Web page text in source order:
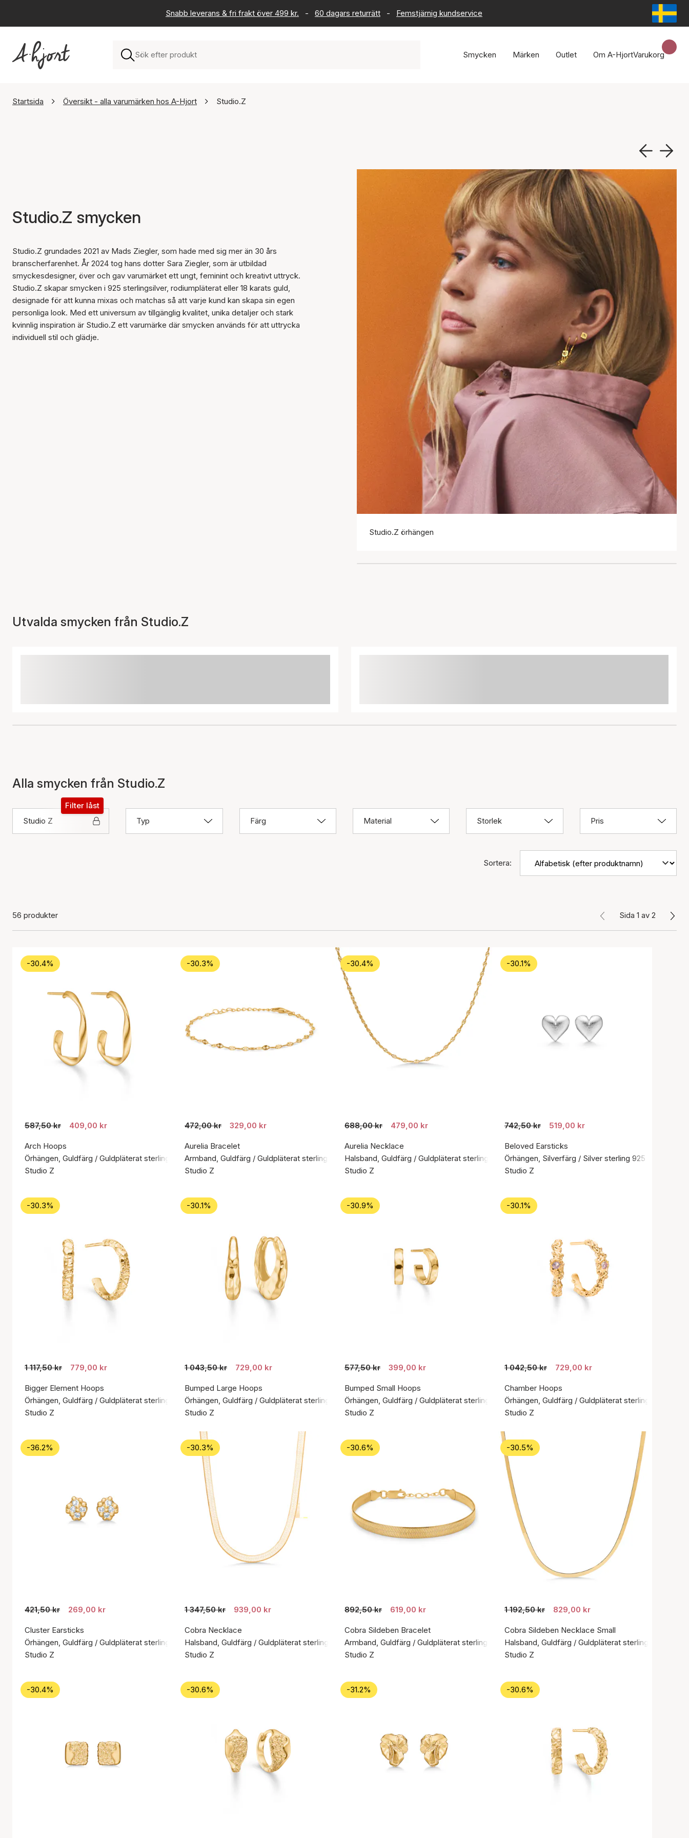
Snabb leverans & fri frakt över 499 kr. - 60 dagars returrätt - Femstjärnig kundservice
Smycken Märken Outlet Om A-HjortVarukorg
Startsida Översikt - alla varumärken hos A-Hjort Studio.Z
Studio.Z smycken
Studio.Z grundades 2021 av Mads Ziegler, som hade med sig mer än 30 års
branscherfarenhet. År 2024 tog hans dotter Sara Ziegler, som är utbildad
smyckesdesigner, över och gav varumärket ett ungt, feminint och kreativt uttryck.
Studio.Z skapar smycken i 925 sterlingsilver, rodiumpläterat eller 18 karats guld,
designade för att kunna mixas och matchas så att varje kund kan skapa sin egen
personliga look. Med ett universum av tillgänglig kvalitet, unika detaljer och stark
kvinnlig inspiration är Studio.Z ett varumärke där smycken används för att uttrycka
individuell stil och glädje.
Studio.Z örhängen
Utvalda smycken från Studio.Z
Alla smycken från Studio.Z
Studio Z
Filter låst
Typ
Färg Material Storlek Pris
Sortera:
56 produkter Sida 1 av 2
-30.4%
587,50 kr 409,00 kr
Arch Hoops
Örhängen, Guldfärg / Guldpläterat sterlingsilver 925
Studio Z
-30.3%
472,00 kr 329,00 kr
Aurelia Bracelet
Armband, Guldfärg / Guldpläterat sterlingsilver 925
Studio Z
-30.4%
688,00 kr 479,00 kr
Aurelia Necklace
Halsband, Guldfärg / Guldpläterat sterlingsilver 925
Studio Z
-30.1%
742,50 kr 519,00 kr
Beloved Earsticks
Örhängen, Silverfärg / Silver sterling 925
Studio Z
-30.3%
1 117,50 kr 779,00 kr
Bigger Element Hoops
Örhängen, Guldfärg / Guldpläterat sterlingsilver 925
Studio Z
-30.1%
1 043,50 kr 729,00 kr
Bumped Large Hoops
Örhängen, Guldfärg / Guldpläterat sterlingsilver 925
Studio Z
-30.9%
577,50 kr 399,00 kr
Bumped Small Hoops
Örhängen, Guldfärg / Guldpläterat sterlingsilver 925
Studio Z
-30.1%
1 042,50 kr 729,00 kr
Chamber Hoops
Örhängen, Guldfärg / Guldpläterat sterlingsilver 925
Studio Z
-36.2%
421,50 kr 269,00 kr
Cluster Earsticks
Örhängen, Guldfärg / Guldpläterat sterlingsilver 925
Studio Z
-30.3%
1 347,50 kr 939,00 kr
Cobra Necklace
Halsband, Guldfärg / Guldpläterat sterlingsilver 925
Studio Z
-30.6%
892,50 kr 619,00 kr
Cobra Sildeben Bracelet
Armband, Guldfärg / Guldpläterat sterlingsilver 925
Studio Z
-30.5%
1 192,50 kr 829,00 kr
Cobra Sildeben Necklace Small
Halsband, Guldfärg / Guldpläterat sterlingsilver 925
Studio Z
-30.4% -30.6% -31.2% -30.6%